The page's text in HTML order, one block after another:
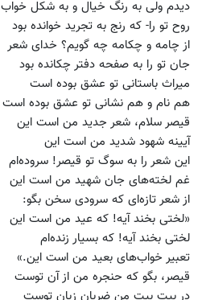
دیدم ولی به رنگ خیال و به شکل خواب
روح تو را- که رنج به تجرید خوانده بود
از چامه و چکامه چه گویم؟ خدای شعر
جان تو را به صفحه دفتر چکانده بود
میراث باستانی تو عشق بوده است
هم نام و هم نشانی تو عشق بوده است
قیصر سلام، شعر جدید من است این
آیینه شهود شدید من است این
این شعر را به سوگ تو قیصر! سروده‌ام
غم لخته‌های جان شهید من است این
از شعر تازه‌ای که سرودی سخن بگو:
«لختی بخند آیه! که عید من است این
لختی بخند آیه! که بسیار زنده‌ام
تعبیر خواب‌های بعید من است این.»
قیصر، بگو که حنجره‌ من از آن توست
در بیت بیت من ضربان زبان توست